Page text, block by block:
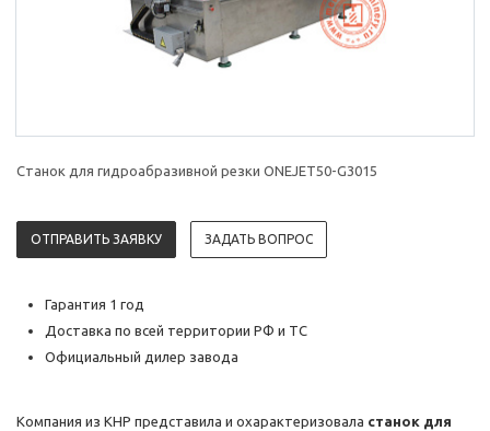
Станок для гидроабразивной резки ONEJET50-G3015
ОТПРАВИТЬ ЗАЯВКУ ЗАДАТЬ ВОПРОС
Гарантия 1 год
Доставка по всей территории РФ и ТС
Официальный дилер завода
Компания из КНР представила и охарактеризовала станок для